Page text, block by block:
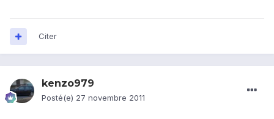
Citer
kenzo979
Posté(e) 27 novembre 2011